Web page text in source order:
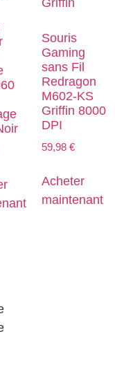
Souris
Gaming
sans Fil
Redragon
M602-KS
Griffin 8000
DPI
59,98 €
Acheter
maintenant